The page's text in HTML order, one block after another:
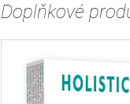
Doplňkové